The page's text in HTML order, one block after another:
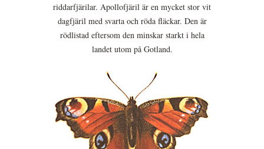
riddarfjärilar. Apollofjäril är en mycket stor vit
dagfjäril med svarta och röda fläckar. Den är
rödlistad eftersom den minskar starkt i hela
landet utom på Gotland.